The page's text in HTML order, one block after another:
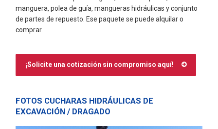
manguera, polea de guía, mangueras hidráulicas y conjunto
de partes de repuesto. Ese paquete se puede alquilar o
comprar.
¡Solicite una cotización sin compromiso aquí!
FOTOS CUCHARAS HIDRÁULICAS DE
EXCAVACIÓN / DRAGADO